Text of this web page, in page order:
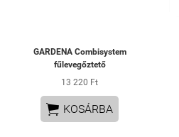
GARDENA Combisystem
fűlevegőztető
13 220 Ft
 KOSÁRBA